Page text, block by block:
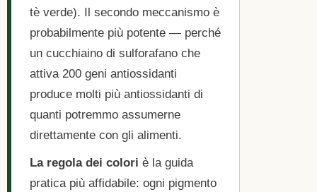
tè verde). Il secondo meccanismo è
probabilmente più potente — perché
un cucchiaino di sulforafano che
attiva 200 geni antiossidanti
produce molti più antiossidanti di
quanti potremmo assumerne
direttamente con gli alimenti.
La regola dei colori è la guida
pratica più affidabile: ogni pigmento